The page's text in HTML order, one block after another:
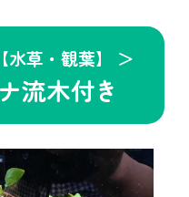
水草・観葉】 ＞
流木付き